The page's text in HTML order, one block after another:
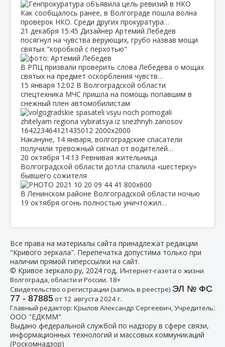
Как сообщалось ранее, в Волгограде пошла волна
проверок НКО. Среди других прокуратура…
21 декабря 15:45 Дизайнер Артемий Лебедев
посягнул на чувства верующих, грубо назвав мощи
святых "коробкой с перхотью"
В РПЦ призвали проверить слова Лебедева о мощах
святых на предмет оскорбления чувств…
15 января 12:02 В Волгоградской области
спецтехника МЧС пришла на помощь попавшим в
снежный плен автомобилистам
Накануне, 14 января, волгоградские спасатели
получили тревожный сигнал от водителей…
20 октября 14:13 Ревнивая жительница
Волгоградской области дотла спалила «шестерку»
бывшего сожителя
В Ленинском районе Волгоградской области ночью
19 октября огонь полностью уничтожил…
Все права на материалы сайта принадлежат редакции
"Кривого зеркала". Перепечатка допустима только при
наличии прямой гиперссылки на сайт.
© Кривое зеркало.ру, 2024 год, Интернет-газета о жизни
Волгограда, области и России. 18+
Свидетельство о регистрации (запись в реестре) ЭЛ № ФС
77 - 87885от 12 августа 2024 г.
Главный редактор: Крылов Александр Сергеевич, Учредитель:
ООО "ЕДКММ"
Выдано федеральной службой по надзору в сфере связи,
информационных технологий и массовых коммуникаций
(Роскомнадзор)